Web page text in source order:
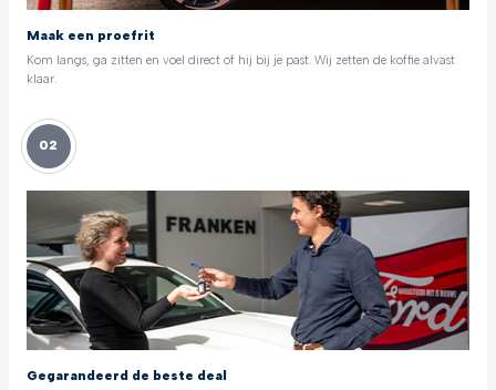
Maak een proefrit
Kom langs, ga zitten en voel direct of hij bij je past. Wij zetten de koffie alvast
klaar.
02
Gegarandeerd de beste deal